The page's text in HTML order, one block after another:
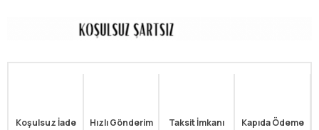
Koşulsuz İade Hızlı Gönderim Taksit İmkanı Kapıda Ödeme